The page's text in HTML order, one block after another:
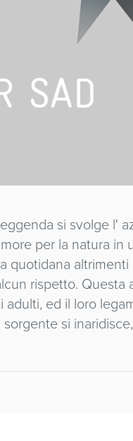
SAD
si svolge l'
per la natura
quotidana
rispetto.
ed il loro
si